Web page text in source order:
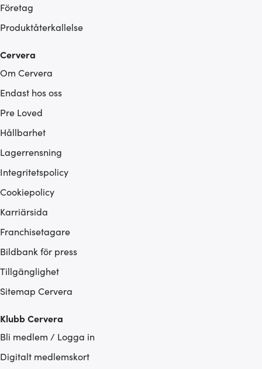
Företag
Produktåterkallelse
Cervera
Om Cervera
Endast hos oss
Pre Loved
Hållbarhet
Lagerrensning
Integritetspolicy
Cookiepolicy
Karriärsida
Franchisetagare
Bildbank för press
Tillgänglighet
Sitemap Cervera
Klubb Cervera
Bli medlem / Logga in
Digitalt medlemskort